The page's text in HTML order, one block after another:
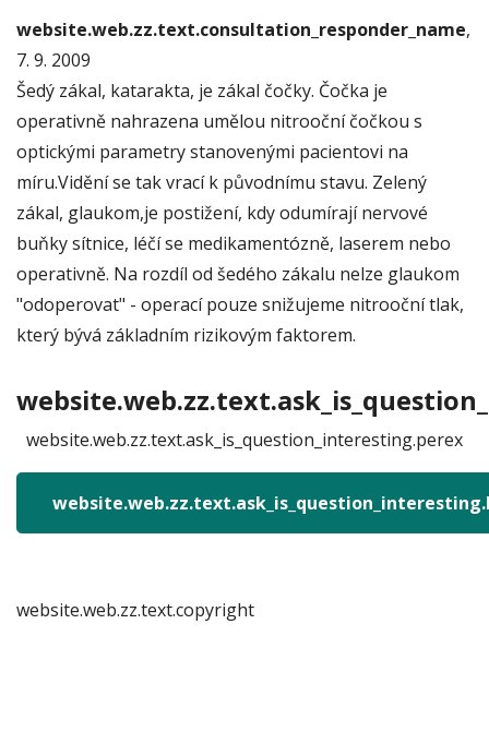
website.web.zz.text.consultation_responder_name,
7. 9. 2009
Šedý zákal, katarakta, je zákal čočky. Čočka je
operativně nahrazena umělou nitrooční čočkou s
optickými parametry stanovenými pacientovi na
míru.Vidění se tak vrací k původnímu stavu. Zelený
zákal, glaukom,je postižení, kdy odumírají nervové
buňky sítnice, léčí se medikamentózně, laserem nebo
operativně. Na rozdíl od šedého zákalu nelze glaukom
"odoperovat" - operací pouze snižujeme nitrooční tlak,
který bývá základním rizikovým faktorem.
website.web.zz.text.ask_is_question_interesting.perex
website.web.zz.text.copyright